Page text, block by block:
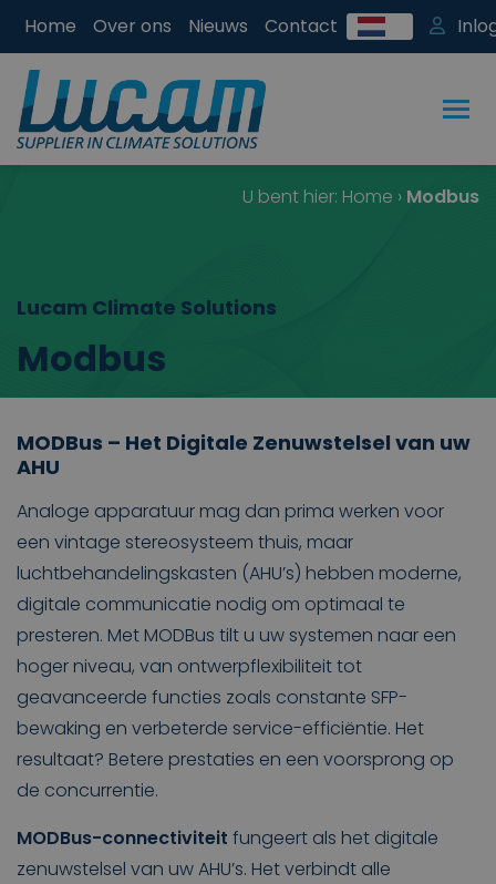
Home Over ons Nieuws Contact
Lucam Climate Solutions
Modbus
U bent hier: Home › Modbus
MODBus – Het Digitale Zenuwstelsel van uw
AHU
Analoge apparatuur mag dan prima werken voor
een vintage stereosysteem thuis, maar
luchtbehandelingskasten (AHU’s) hebben moderne,
digitale communicatie nodig om optimaal te
presteren. Met MODBus tilt u uw systemen naar een
hoger niveau, van ontwerpflexibiliteit tot
geavanceerde functies zoals constante SFP-
bewaking en verbeterde service-efficiëntie. Het
resultaat? Betere prestaties en een voorsprong op
de concurrentie.
MODBus-connectiviteit fungeert als het digitale
zenuwstelsel van uw AHU’s. Het verbindt alle